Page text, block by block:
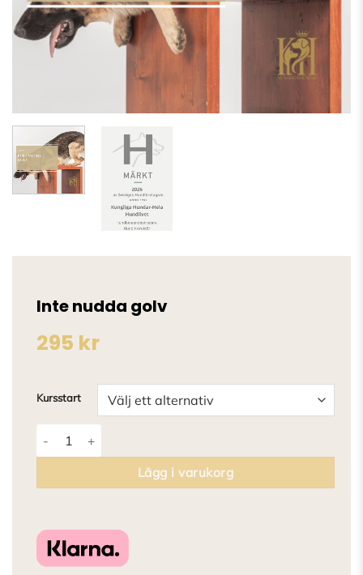
Inte nudda golv
295 kr
Kursstart
Inte nudda golv mängd
Lägg i varukorg